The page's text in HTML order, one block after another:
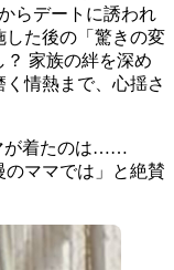
らデートに誘われ
した後の「驚きの変
家族の絆を深め
情熱まで、心揺さ
が着たのは……
のママでは」と絶賛